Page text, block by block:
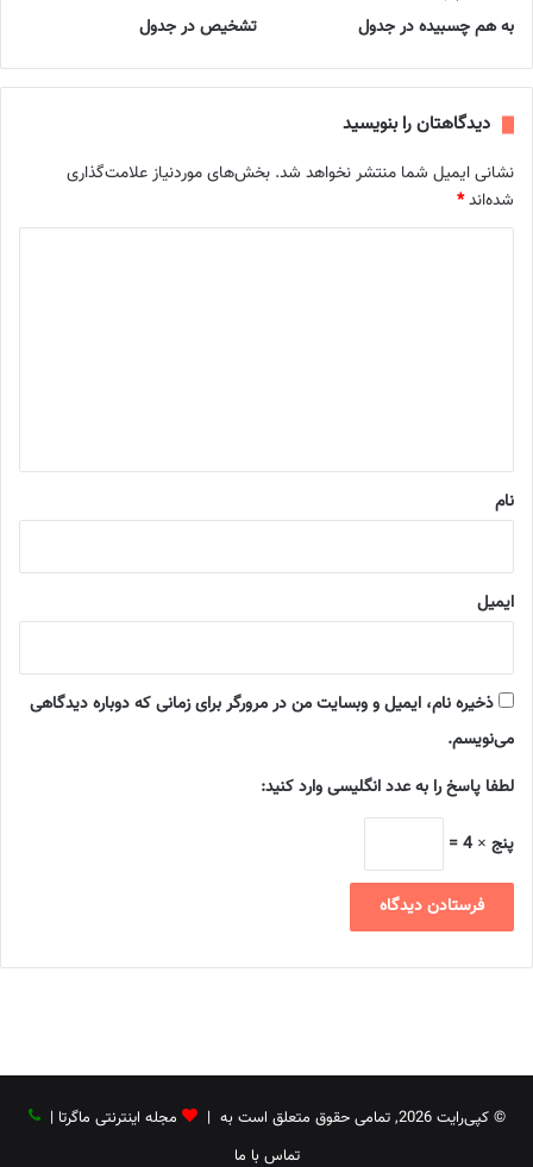
به هم چسبیده در جدول تشخیص در جدول
دیدگاهتان را بنویسید
نشانی ایمیل شما منتشر نخواهد شد. بخش‌های موردنیاز علامت‌گذاری
شده‌اند*
نام
ایمیل
ذخیره نام، ایمیل و وبسایت من در مرورگر برای زمانی که دوباره دیدگاهی
می‌نویسم.
لطفا پاسخ را به عدد انگلیسی وارد کنید:
پنج × 4 =
© کپی‌رایت 2026, تمامی حقوق متعلق است به | مجله اینترنتی ماگرتا |
تماس با ما